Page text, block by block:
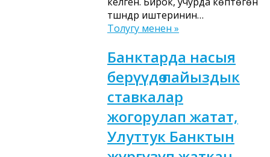
түшүндүрүү иштеринин…
Толугу менен »
Банктарда насыя
берүүдө пайыздык
ставкалар
жогорулап жатат,
Улуттук Банктын